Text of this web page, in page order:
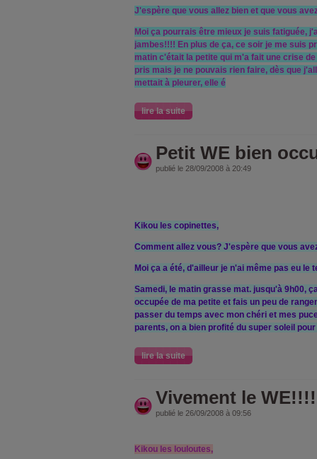
J'espère que vous allez bien et que vous
Moi ça pourrais être mieux je suis fatiguée,
jambes!!!! En plus de ça, ce soir je me suis
matin c'était la petite qui m'a fait une crise
pris mais je ne pouvais rien faire, dès que
mettait à pleurer, elle é
lire la suite
Petit WE bien
publié le 28/09/2008 à 20:49
Kikou les copinettes,
Comment allez vous? J'espère que vous
Moi ça a été, d'ailleur je n'ai même pas eu le
Samedi, le matin grasse mat. jusqu'à 9h00,
occupée de ma petite et fais un peu de
passer du temps avec mon chéri et mes
parents, on a bien profité du super soleil
lire la suite
Vivement le WE!!!!
publié le 26/09/2008 à 09:56
Kikou les louloutes,